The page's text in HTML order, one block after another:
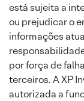
está sujeita a
ou prejudicar o
informações
por força de
terceiros. A XP
autorizada a